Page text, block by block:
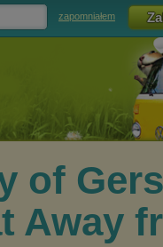
zapomniałem
of
Away